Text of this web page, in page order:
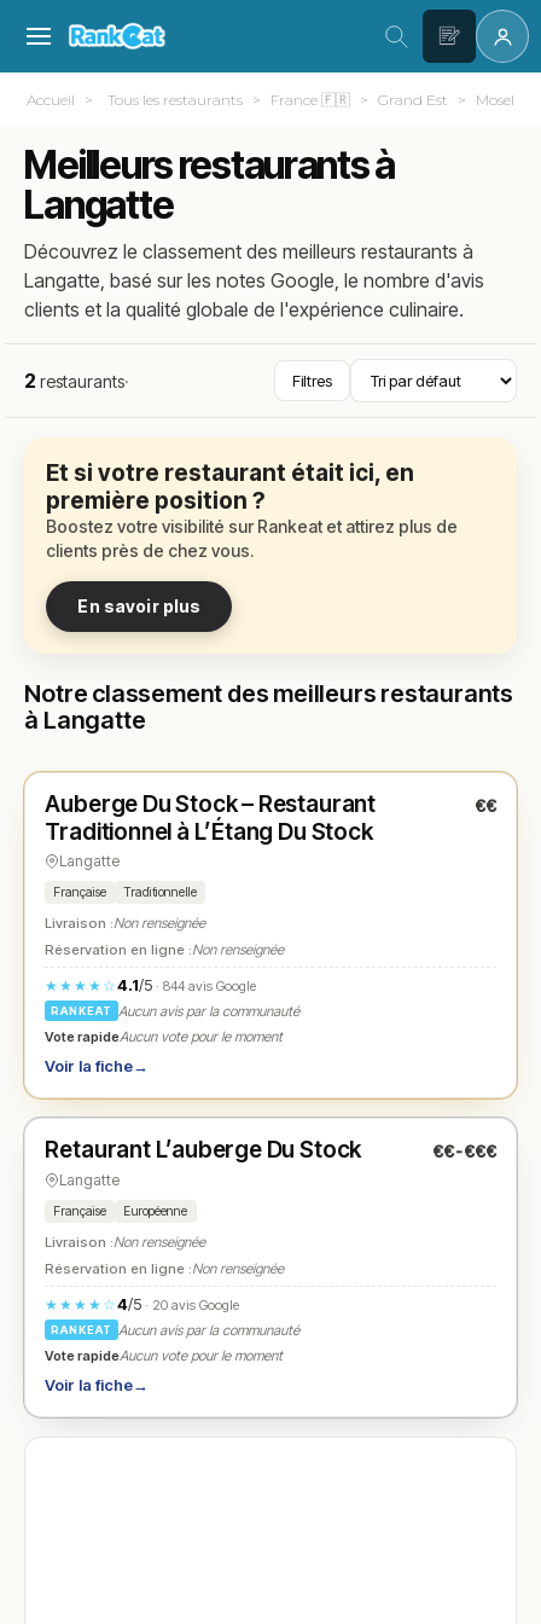
Accueil Tous les restaurants France 🇫🇷 Grand Est Moselle
Meilleurs restaurants à
Langatte
Découvrez le classement des meilleurs restaurants à
Langatte, basé sur les notes Google, le nombre d'avis
clients et la qualité globale de l'expérience culinaire.
2 restaurants· Filtres
Et si votre restaurant était ici, en
première position ?
Boostez votre visibilité sur Rankeat et attirez plus de
clients près de chez vous.
En savoir plus
Notre classement des meilleurs restaurants
à Langatte
★ N° 1
Auberge Du Stock – Restaurant
Traditionnel à L’Étang Du Stock
€€
Langatte
Française Traditionnelle
Livraison :Non renseignée
Réservation en ligne :Non renseignée
★★★★☆4.1/5· 844 avis Google
RANKEAT
Aucun avis par la communauté
Vote rapideAucun vote pour le moment
Voir la fiche→
★ N° 2
Retaurant L’auberge Du Stock €€-€€€
Langatte
Française Européenne
Livraison :Non renseignée
Réservation en ligne :Non renseignée
★★★★☆4/5· 20 avis Google
RANKEAT
Aucun avis par la communauté
Vote rapideAucun vote pour le moment
Voir la fiche→